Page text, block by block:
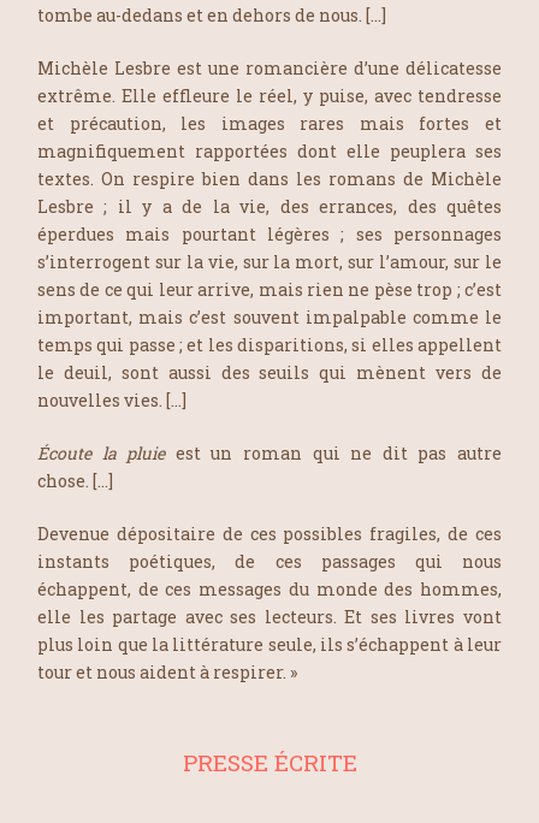
tombe au-dedans et en dehors de nous. […]
Michèle Lesbre est une romancière d’une délicatesse
extrême. Elle effleure le réel, y puise, avec tendresse
et précaution, les images rares mais fortes et
magnifiquement rapportées dont elle peuplera ses
textes. On respire bien dans les romans de Michèle
Lesbre ; il y a de la vie, des errances, des quêtes
éperdues mais pourtant légères ; ses personnages
s’interrogent sur la vie, sur la mort, sur l’amour, sur le
sens de ce qui leur arrive, mais rien ne pèse trop ; c’est
important, mais c’est souvent impalpable comme le
temps qui passe ; et les disparitions, si elles appellent
le deuil, sont aussi des seuils qui mènent vers de
nouvelles vies. […]
Écoute la pluie est un roman qui ne dit pas autre
chose. […]
Devenue dépositaire de ces possibles fragiles, de ces
instants poétiques, de ces passages qui nous
échappent, de ces messages du monde des hommes,
elle les partage avec ses lecteurs. Et ses livres vont
plus loin que la littérature seule, ils s’échappent à leur
tour et nous aident à respirer. »
PRESSE ÉCRITE